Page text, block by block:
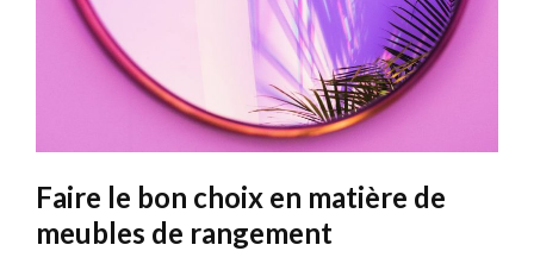
Faire le bon choix en matière de
meubles de rangement